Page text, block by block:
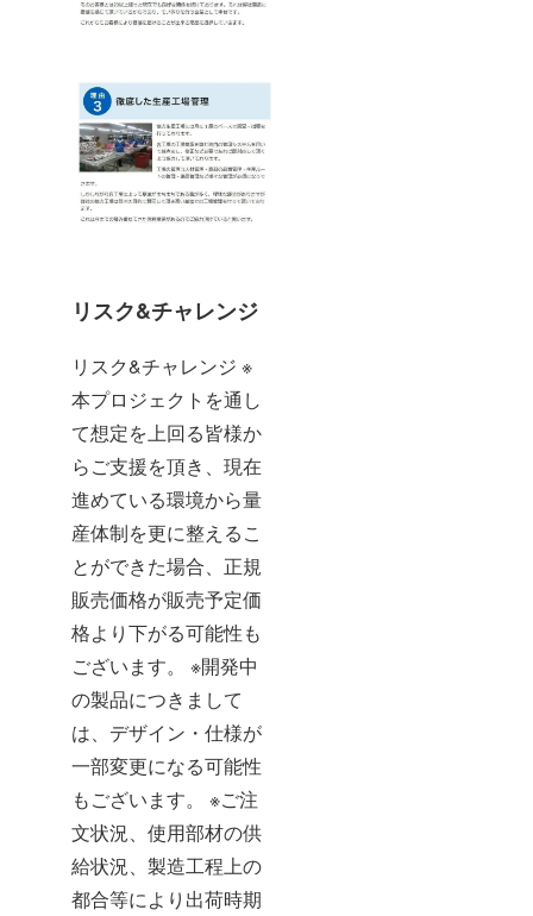
リスク&チャレンジ
リスク&チャレンジ ※
本プロジェクトを通し
て想定を上回る皆様か
らご支援を頂き、現在
進めている環境から量
産体制を更に整えるこ
とができた場合、正規
販売価格が販売予定価
格より下がる可能性も
ございます。 ※開発中
の製品につきまして
は、デザイン・仕様が
一部変更になる可能性
もございます。 ※ご注
文状況、使用部材の供
給状況、製造工程上の
都合等により出荷時期